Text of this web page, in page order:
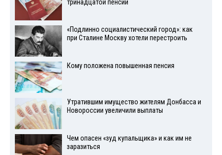
тринадцатой пенсии
«Подлинно социалистический город»: как
при Сталине Москву хотели перестроить
Кому положена повышенная пенсия
Утратившим имущество жителям Донбасса и
Новороссии увеличили выплаты
Чем опасен «зуд купальщика» и как им не
заразиться